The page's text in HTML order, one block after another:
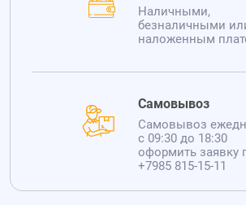
Наличными,
безналичными
наложенным
Самовывоз
Самовывоз
с 09:30 до 18:30
оформить заявку
+7985 815-15-11